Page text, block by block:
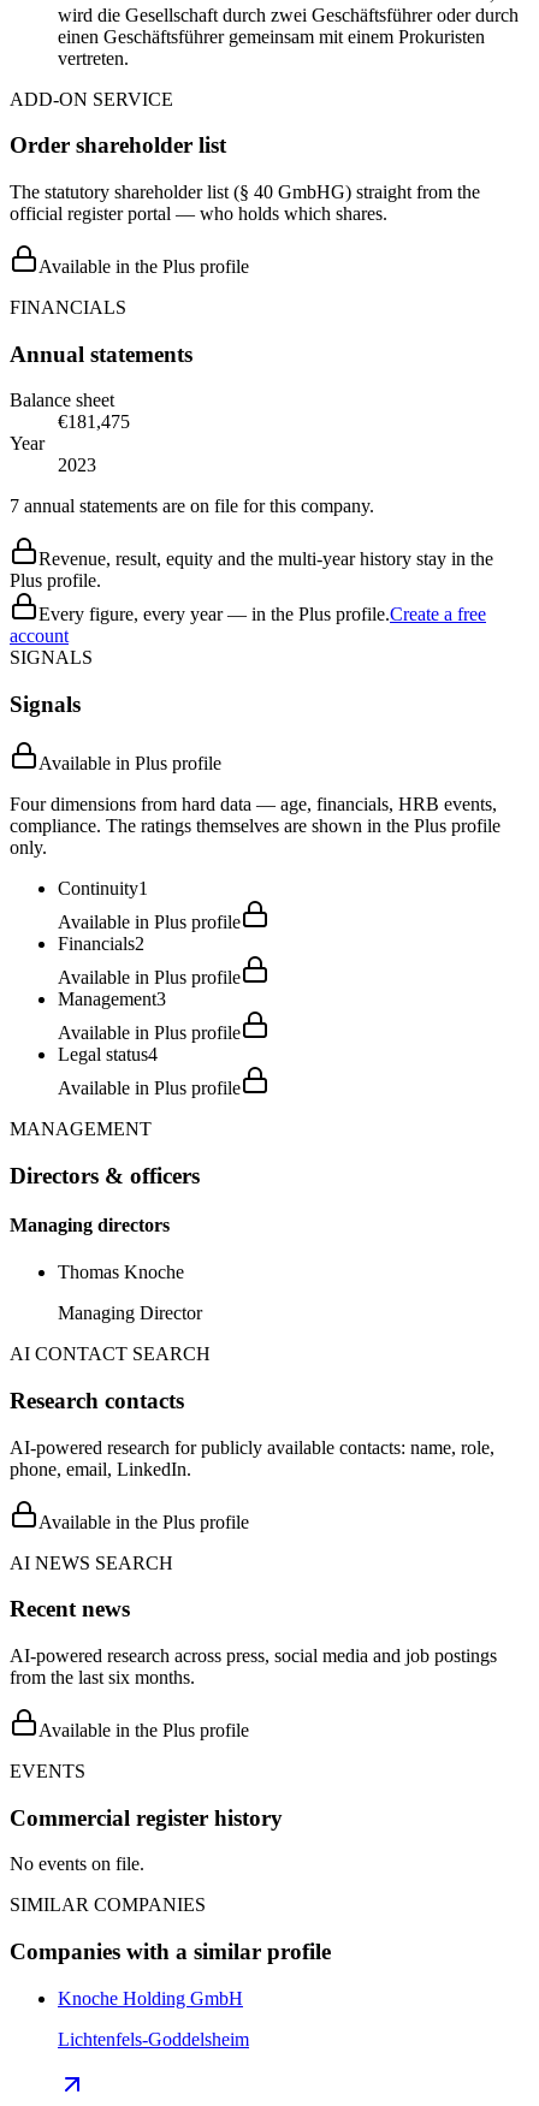
wird die Gesellschaft durch zwei Geschäftsführer oder durch
einen Geschäftsführer gemeinsam mit einem Prokuristen
vertreten.
ADD-ON SERVICE
Order shareholder list
The statutory shareholder list (§ 40 GmbHG) straight from the
official register portal — who holds which shares.
Available in the Plus profile
FINANCIALS
Annual statements
Balance sheet
€181,475
Year
2023
7 annual statements are on file for this company.
Revenue, result, equity and the multi-year history stay in the
Plus profile.
Every figure, every year — in the Plus profile.Create a free
account
SIGNALS
Signals
Available in Plus profile
Four dimensions from hard data — age, financials, HRB events,
compliance. The ratings themselves are shown in the Plus profile
only.
Continuity1
Available in Plus profile
Financials2
Available in Plus profile
Management3
Available in Plus profile
Legal status4
Available in Plus profile
MANAGEMENT
Directors & officers
Managing directors
Thomas Knoche
Managing Director
AI CONTACT SEARCH
Research contacts
AI-powered research for publicly available contacts: name, role,
phone, email, LinkedIn.
Available in the Plus profile
AI NEWS SEARCH
Recent news
AI-powered research across press, social media and job postings
from the last six months.
Available in the Plus profile
EVENTS
Commercial register history
No events on file.
SIMILAR COMPANIES
Companies with a similar profile
Knoche Holding GmbH
Lichtenfels-Goddelsheim